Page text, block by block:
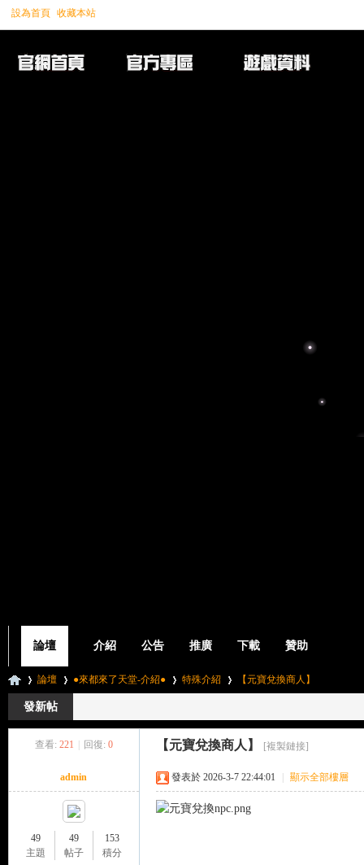
設為首頁 收藏本站
論壇 介紹 公告 推廣 下載 贊助
論壇
›
●來都來了天堂-介紹●
›
特殊介紹
›
【元寶兌換商人】
發新帖
查看: 221 回復: 0 【元寶兌換商人】 [複製鏈接]
admin
49
主題
49
帖子
153
積分
發表於 2026-3-7 22:44:01 顯示全部樓層